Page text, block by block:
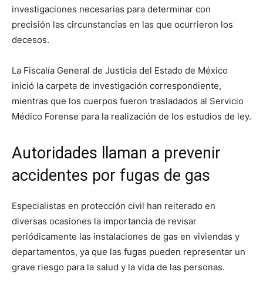
investigaciones necesarias para determinar con
precisión las circunstancias en las que ocurrieron los
decesos.
La Fiscalía General de Justicia del Estado de México
inició la carpeta de investigación correspondiente,
mientras que los cuerpos fueron trasladados al Servicio
Médico Forense para la realización de los estudios de ley.
Autoridades llaman a prevenir
accidentes por fugas de gas
Especialistas en protección civil han reiterado en
diversas ocasiones la importancia de revisar
periódicamente las instalaciones de gas en viviendas y
departamentos, ya que las fugas pueden representar un
grave riesgo para la salud y la vida de las personas.